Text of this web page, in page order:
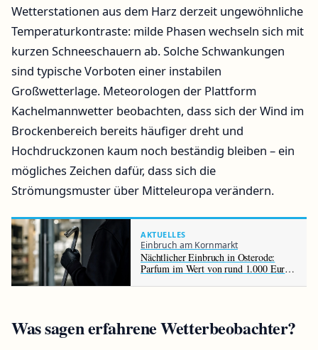
Wetterstationen aus dem Harz derzeit ungewöhnliche
Temperaturkontraste: milde Phasen wechseln sich mit
kurzen Schneeschauern ab. Solche Schwankungen
sind typische Vorboten einer instabilen
Großwetterlage. Meteorologen der Plattform
Kachelmannwetter beobachten, dass sich der Wind im
Brockenbereich bereits häufiger dreht und
Hochdruckzonen kaum noch beständig bleiben – ein
mögliches Zeichen dafür, dass sich die
Strömungsmuster über Mitteleuropa verändern.
AKTUELLES
Einbruch am Kornmarkt
Nächtlicher Einbruch in Osterode:
Parfum im Wert von rund 1.000 Euro
Was sagen erfahrene Wetterbeobachter?